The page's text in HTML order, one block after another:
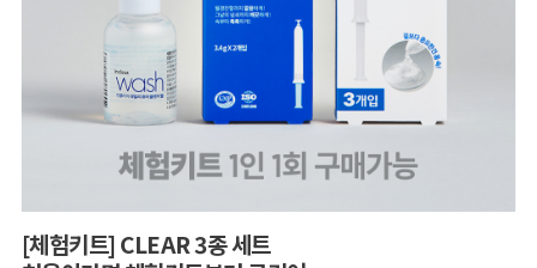
[체험키트] CLEAR 3종 세트